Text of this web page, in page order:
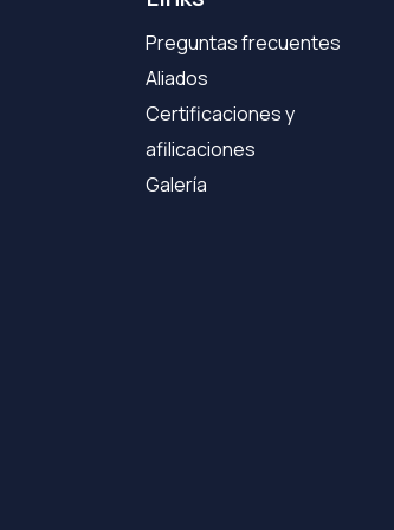
Preguntas frecuentes
Aliados
Certificaciones y
afilicaciones
Galería